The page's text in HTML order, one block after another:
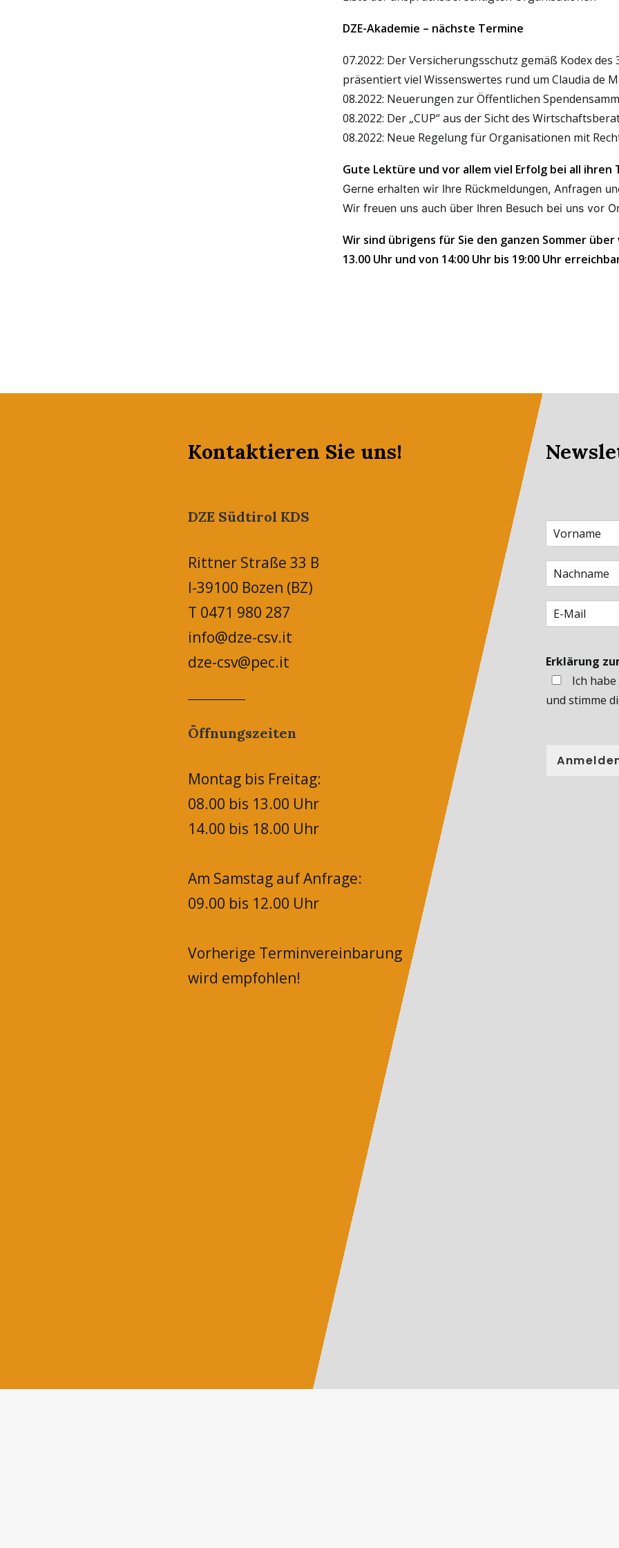
DZE-Akademie – nächste Termine
07.2022: Der Versicherungsschutz gemäß Kodex des
präsentiert viel Wissenswertes rund um Claudia de
08.2022: Neuerungen zur Öffentlichen
08.2022: Der „CUP“ aus der Sicht des
08.2022: Neue Regelung für Organisationen mit
Gute Lektüre und vor allem viel Erfolg bei all
Gerne erhalten wir Ihre Rückmeldungen, Anfragen
Wir freuen uns auch über Ihren Besuch bei uns vor
Wir sind übrigens für Sie den ganzen Sommer
13.00 Uhr und von 14:00 Uhr bis 19:00 Uhr
Kontaktieren Sie uns!
DZE Südtirol KDS
Rittner Straße 33 B
I-39100 Bozen (BZ)
T 0471 980 287
info@dze-csv.it
dze-csv@pec.it
Öffnungszeiten
Montag bis Freitag:
08.00 bis 13.00 Uhr
14.00 bis 18.00 Uhr
Am Samstag auf Anfrage:
09.00 bis 12.00 Uhr
Vorherige Terminvereinbarung
wird empfohlen!
Erklärung
Ich
und stimme